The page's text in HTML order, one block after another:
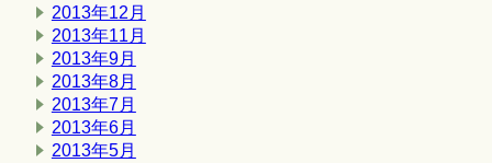
2013年12月
2013年11月
2013年9月
2013年8月
2013年7月
2013年6月
2013年5月